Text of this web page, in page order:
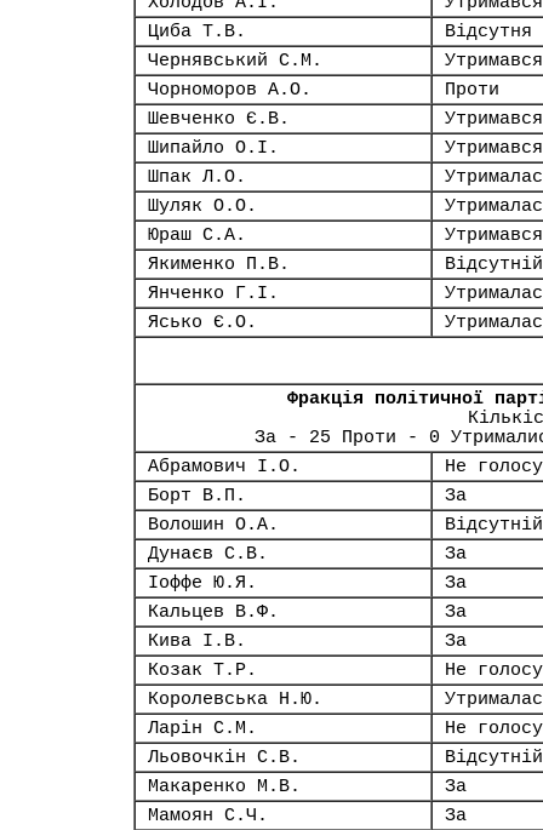
Циба Т.В.
Відсутня
Чернявський С.М.
Утримався
Чорноморов А.О.
Проти
Шевченко Є.В.
Утримався
Шипайло О.І.
Утримався
Шпак Л.О.
Шуляк О.О.
Юраш С.А.
Утримався
Якименко П.В.
Відсутній
Янченко Г.І.
Ясько Є.О.
Фракція політичної
За - 25 Проти - 0
Абрамович І.О.
Не
Борт В.П.
За
Волошин О.А.
Відсутній
Дунаєв С.В.
За
Іоффе Ю.Я.
За
Кальцев В.Ф.
За
Кива І.В.
За
Козак Т.Р.
Не
Королевська Н.Ю.
Ларін С.М.
Не
Льовочкін С.В.
Відсутній
Макаренко М.В.
За
Мамоян С.Ч.
За